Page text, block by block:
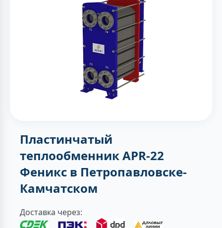
Пластинчатый
теплообменник APR-22
Феникс в Петропавловске-
Камчатском
Доставка через: